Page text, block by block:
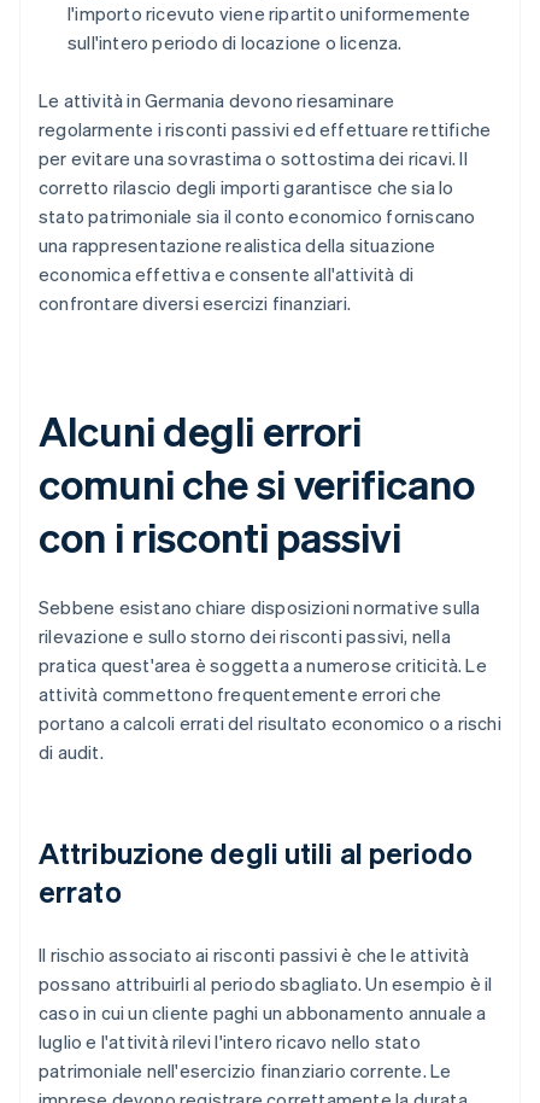
l'importo ricevuto viene ripartito uniformemente
sull'intero periodo di locazione o licenza.
Le attività in Germania devono riesaminare
regolarmente i risconti passivi ed effettuare rettifiche
per evitare una sovrastima o sottostima dei ricavi. Il
corretto rilascio degli importi garantisce che sia lo
stato patrimoniale sia il conto economico forniscano
una rappresentazione realistica della situazione
economica effettiva e consente all'attività di
confrontare diversi esercizi finanziari.
Alcuni degli errori
comuni che si verificano
con i risconti passivi
Sebbene esistano chiare disposizioni normative sulla
rilevazione e sullo storno dei risconti passivi, nella
pratica quest'area è soggetta a numerose criticità. Le
attività commettono frequentemente errori che
portano a calcoli errati del risultato economico o a rischi
di audit.
Attribuzione degli utili al periodo
errato
Il rischio associato ai risconti passivi è che le attività
possano attribuirli al periodo sbagliato. Un esempio è il
caso in cui un cliente paghi un abbonamento annuale a
luglio e l'attività rilevi l'intero ricavo nello stato
patrimoniale nell'esercizio finanziario corrente. Le